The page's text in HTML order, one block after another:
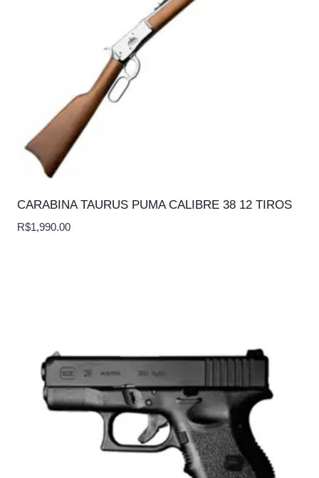
CARABINA TAURUS PUMA CALIBRE 38 12 TIROS
R$1,990.00